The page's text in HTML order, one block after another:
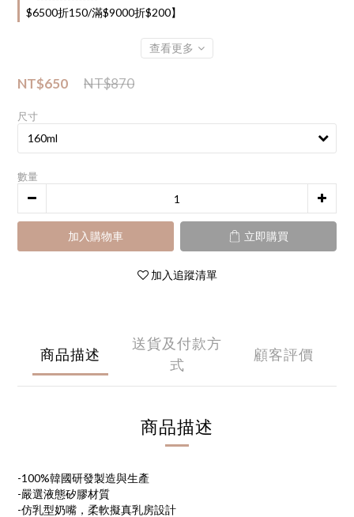
$6500折150/滿$9000折$200】
查看更多
NT$870
NT$650
尺寸
數量
加入購物車 立即購買
加入追蹤清單
商品描述
送貨及付款方
式
顧客評價
商品描述
-100%韓國研發製造與生產
-嚴選液態矽膠材質
-仿乳型奶嘴，柔軟擬真乳房設計